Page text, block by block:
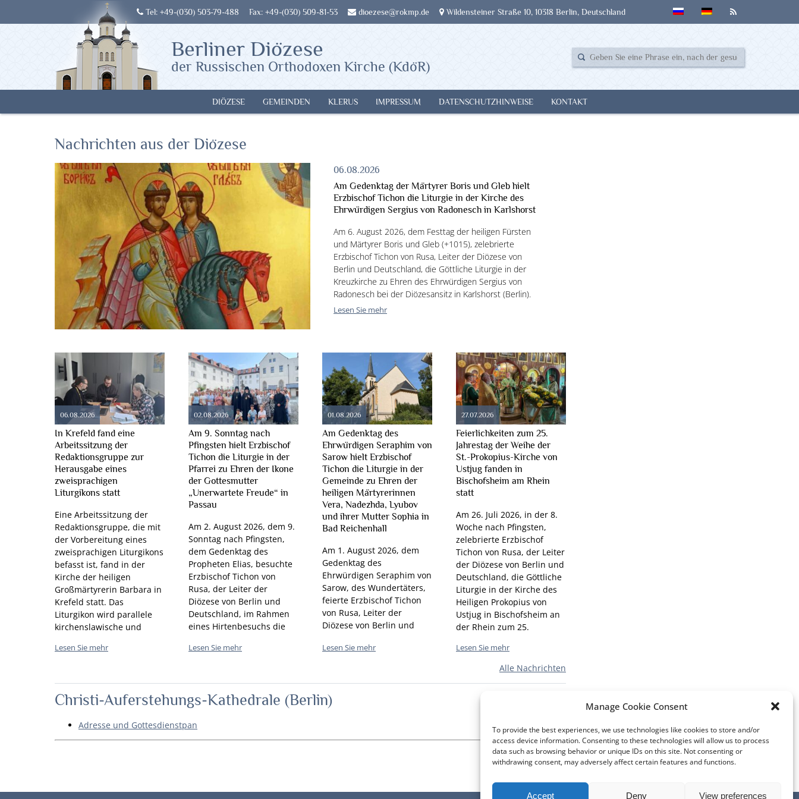
Manage Cookie Consent
To provide the best experiences, we use technologies like cookies to store and/or
access device information. Consenting to these technologies will allow us to process
data such as browsing behavior or unique IDs on this site. Not consenting or
withdrawing consent, may adversely affect certain features and functions.
Accept Deny View preferences
Tel: +49-(030) 503-79-488 Fax: +49-(030) 509-81-53 dioezese@rokmp.de Wildensteiner Straße 10, 10318 Berlin, Deutschland
Berliner Diözese
der Russischen Orthodoxen Kirche (KdöR)
DIÖZESE GEMEINDEN KLERUS IMPRESSUM DATENSCHUTZHINWEISE KONTAKT
Nachrichten aus der Diözese
06.08.2026
Am Gedenktag der Märtyrer Boris und Gleb hielt
Erzbischof Tichon die Liturgie in der Kirche des
Ehrwürdigen Sergius von Radonesch in Karlshorst
Am 6. August 2026, dem Festtag der heiligen Fürsten
und Märtyrer Boris und Gleb (+1015), zelebrierte
Erzbischof Tichon von Rusa, Leiter der Diözese von
Berlin und Deutschland, die Göttliche Liturgie in der
Kreuzkirche zu Ehren des Ehrwürdigen Sergius von
Radonesch bei der Diözesansitz in Karlshorst (Berlin).
Lesen Sie mehr
06.08.2026
In Krefeld fand eine
Arbeitssitzung der
Redaktionsgruppe zur
Herausgabe eines
zweisprachigen
Liturgikons statt
Eine Arbeitssitzung der
Redaktionsgruppe, die mit
der Vorbereitung eines
zweisprachigen Liturgikons
befasst ist, fand in der
Kirche der heiligen
Großmärtyrerin Barbara in
Krefeld statt. Das
Liturgikon wird parallele
kirchenslawische und
Lesen Sie mehr
02.08.2026
Am 9. Sonntag nach
Pfingsten hielt Erzbischof
Tichon die Liturgie in der
Pfarrei zu Ehren der Ikone
der Gottesmutter
„Unerwartete Freude“ in
Passau
Am 2. August 2026, dem 9.
Sonntag nach Pfingsten,
dem Gedenktag des
Propheten Elias, besuchte
Erzbischof Tichon von
Rusa, der Leiter der
Diözese von Berlin und
Deutschland, im Rahmen
eines Hirtenbesuchs die
die Göttliche Liturgie in der
Lesen Sie mehr
01.08.2026
Am Gedenktag des
Ehrwürdigen Seraphim von
Sarow hielt Erzbischof
Tichon die Liturgie in der
Gemeinde zu Ehren der
heiligen Märtyrerinnen
Vera, Nadezhda, Lyubov
und ihrer Mutter Sophia in
Bad Reichenhall
Am 1. August 2026, dem
Gedenktag des
Ehrwürdigen Seraphim von
Sarow, des Wundertäters,
feierte Erzbischof Tichon
von Rusa, Leiter der
Diözese von Berlin und
Liturgie in der Gemeinde
Bad Reichenhall.
Lesen Sie mehr
27.07.2026
Feierlichkeiten zum 25.
Jahrestag der Weihe der
St.-Prokopius-Kirche von
Ustjug fanden in
Bischofsheim am Rhein
statt
Am 26. Juli 2026, in der 8.
Woche nach Pfingsten,
zelebrierte Erzbischof
Tichon von Rusa, der Leiter
der Diözese von Berlin und
Deutschland, die Göttliche
Liturgie in der Kirche des
Heiligen Prokopius von
Ustjug in Bischofsheim an
der Rhein zum 25.
Kirche.
Lesen Sie mehr
Alle Nachrichten
Christi-Auferstehungs-Kathedrale (Berlin)
Adresse und Gottesdienstpan